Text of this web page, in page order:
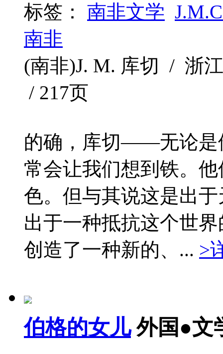
标签： 南非文学
南非
(南非)J. M. 库切 / 浙
/ 217页
的确，库切——无论
常会让我们想到铁。
色。但与其说这是出
出于一种抵抗这个世
创造了一种新的、... >
伯格的女儿 外国●文